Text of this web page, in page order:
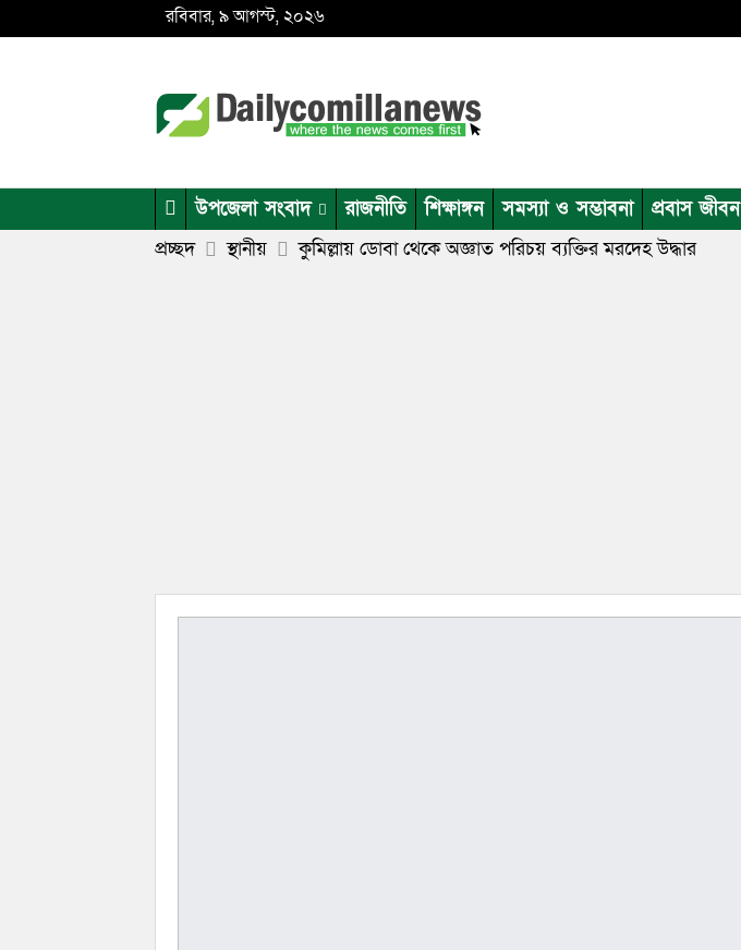
রবিবার, ৯ আগস্ট, ২০২৬
উপজেলা সংবাদ রাজনীতি শিক্ষাঙ্গন সমস্যা ও সম্ভাবনা প্রবাস জীবন
প্রচ্ছদ
স্থানীয় কুমিল্লায় ডোবা থেকে অজ্ঞাত পরিচয় ব্যক্তির মরদেহ উদ্ধার